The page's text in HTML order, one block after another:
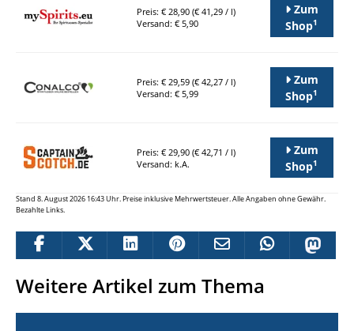
Preis: € 28,90 (€ 41,29 / l)
Versand: € 5,90
Zum
Shop1
Preis: € 29,59 (€ 42,27 / l)
Versand: € 5,99
Zum
Shop1
Preis: € 29,90 (€ 42,71 / l)
Versand: k.A.
Zum
Shop1
Stand 8. August 2026 16:43 Uhr. Preise inklusive Mehrwertsteuer. Alle Angaben ohne Gewähr.
Bezahlte Links.
Weitere Artikel zum Thema